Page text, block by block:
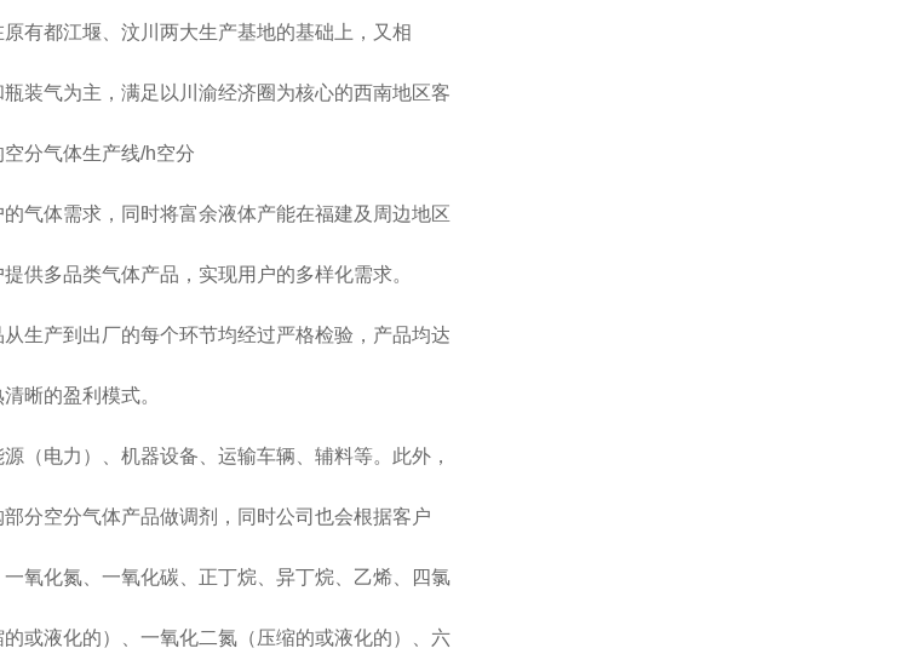
都江堰、汶川两大生产基地的基础上，又相
气为主，满足以川渝经济圈为核心的西南地区客
分气体生产线/h空分
体需求，同时将富余液体产能在福建及周边地区
多品类气体产品，实现用户的多样化需求。
产到出厂的每个环节均经过严格检验，产品均达
晰的盈利模式。
电力）、机器设备、运输车辆、辅料等。此外，
空分气体产品做调剂，同时公司也会根据客户
化氮、一氧化碳、正丁烷、异丁烷、乙烯、四氯
液化的）、一氧化二氮（压缩的或液化的）、六